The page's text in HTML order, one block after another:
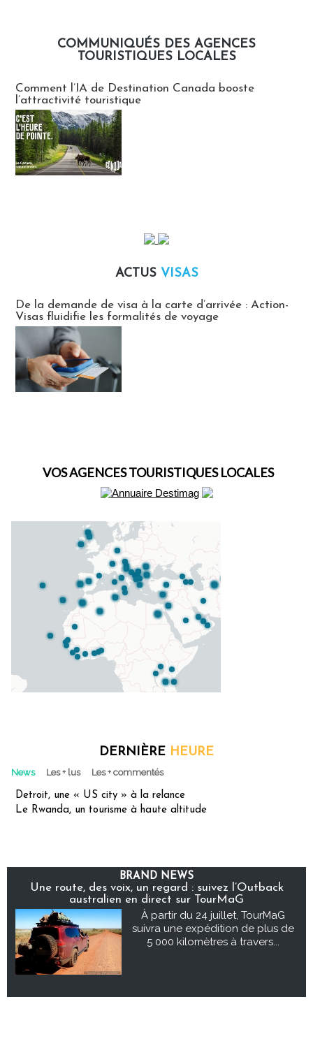
COMMUNIQUÉS DES AGENCES
TOURISTIQUES LOCALES
Comment l’IA de Destination Canada booste
l’attractivité touristique
ACTUS VISAS
De la demande de visa à la carte d’arrivée : Action-
Visas fluidifie les formalités de voyage
VOS AGENCES TOURISTIQUES LOCALES
DERNIÈRE HEURE
News Les + lus Les + commentés
Detroit, une « US city » à la relance
Le Rwanda, un tourisme à haute altitude
BRAND NEWS
Une route, des voix, un regard : suivez l’Outback
australien en direct sur TourMaG
À partir du 24 juillet, TourMaG
suivra une expédition de plus de
5 000 kilomètres à travers...